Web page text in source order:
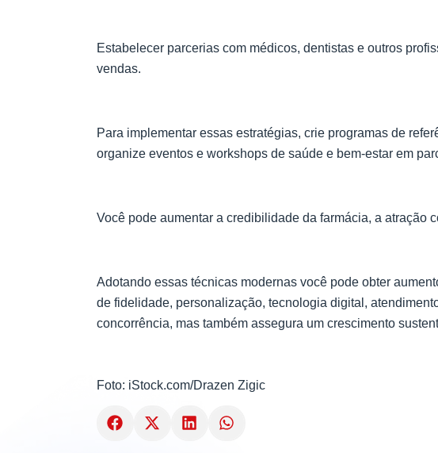
Estabelecer parcerias com médicos, dentistas e outros
vendas.
Para implementar essas estratégias, crie programas de
organize eventos e workshops de saúde e bem-estar em
Você pode aumentar a credibilidade da farmácia, a atração
Adotando essas técnicas modernas você pode obter
de fidelidade, personalização, tecnologia digital,
concorrência, mas também assegura um crescimento
Foto: iStock.com/Drazen Zigic